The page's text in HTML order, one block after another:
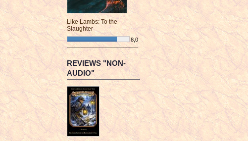
Like Lambs: To the
Slaughter
8,0
¯¯¯¯¯¯¯¯¯¯¯¯¯¯¯¯¯¯¯¯¯¯¯¯
REVIEWS "NON-
AUDIO"